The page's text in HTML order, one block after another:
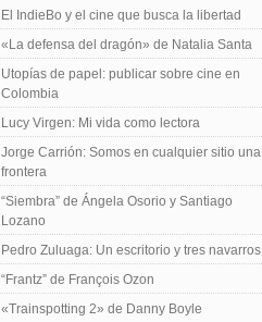
El IndieBo y el cine que busca la libertad
«La defensa del dragón» de Natalia Santa
Utopías de papel: publicar sobre cine en
Colombia
Lucy Virgen: Mi vida como lectora
Jorge Carrión: Somos en cualquier sitio una
frontera
“Siembra” de Ángela Osorio y Santiago
Lozano
Pedro Zuluaga: Un escritorio y tres navarros
“Frantz” de François Ozon
«Trainspotting 2» de Danny Boyle